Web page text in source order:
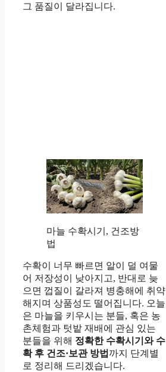
그 품질이 달라집니다.
마늘 수확시기, 건조방
법
수확이 너무 빠르면 알이 덜 여물
어 저장성이 낮아지고, 반대로 늦
으면 껍질이 갈라져 병충해에 취약
해지며 상품성도 떨어집니다. 오늘
은 마늘을 키우시는 분들, 혹은 농
촌체험과 텃밭 재배에 관심 있는
분들을 위해 정확한 수확시기와 수
확 후 건조·보관 방법 까지 단계별
로 정리해 드리겠습니다.